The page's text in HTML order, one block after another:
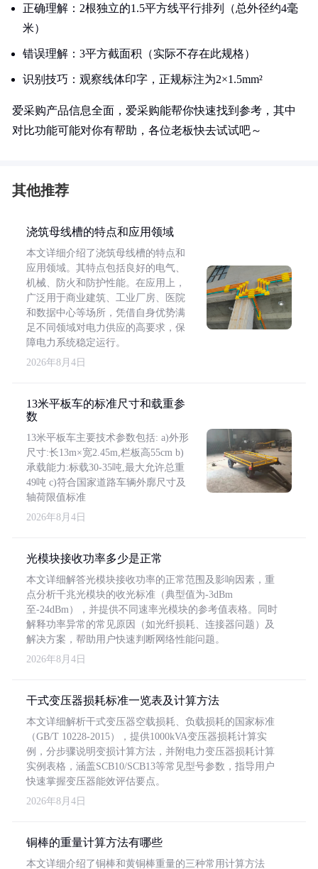
正确理解：2根独立的1.5平方线平行排列（总外径约4毫
米）
错误理解：3平方截面积（实际不存在此规格）
识别技巧：观察线体印字，正规标注为2×1.5mm²
爱采购产品信息全面，爱采购能帮你快速找到参考，其中
对比功能可能对你有帮助，各位老板快去试试吧～
其他推荐
浇筑母线槽的特点和应用领域
本文详细介绍了浇筑母线槽的特点和
应用领域。其特点包括良好的电气、
机械、防火和防护性能。在应用上，
广泛用于商业建筑、工业厂房、医院
和数据中心等场所，凭借自身优势满
足不同领域对电力供应的高要求，保
障电力系统稳定运行。
2026年8月4日
13米平板车的标准尺寸和载重参
数
13米平板车主要技术参数包括: a)外形
尺寸:长13m×宽2.45m,栏板高55cm b)
承载能力:标载30-35吨,最大允许总重
49吨 c)符合国家道路车辆外廓尺寸及
轴荷限值标准
2026年8月4日
光模块接收功率多少是正常
本文详细解答光模块接收功率的正常范围及影响因素，重
点分析千兆光模块的收光标准（典型值为-3dBm
至-24dBm），并提供不同速率光模块的参考值表格。同时
解释功率异常的常见原因（如光纤损耗、连接器问题）及
解决方案，帮助用户快速判断网络性能问题。
2026年8月4日
干式变压器损耗标准一览表及计算方法
本文详细解析干式变压器空载损耗、负载损耗的国家标准
（GB/T 10228-2015），提供1000kVA变压器损耗计算实
例，分步骤说明变损计算方法，并附电力变压器损耗计算
实例表格，涵盖SCB10/SCB13等常见型号参数，指导用户
快速掌握变压器能效评估要点。
2026年8月4日
铜棒的重量计算方法有哪些
本文详细介绍了铜棒和黄铜棒重量的三种常用计算方法